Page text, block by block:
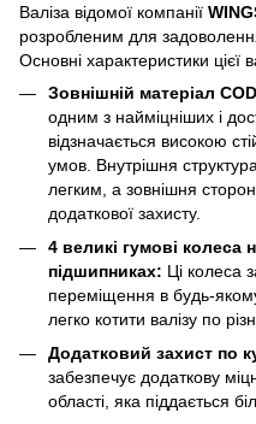
Валіза відомої компанії
розробленим для
Основні характеристики цієї
Зовнішній матеріал
одним з найміцніших і
відзначається високою
умов. Внутрішня
легким, а зовнішня
додаткової захисту.
4 великі гумові колеса
підшипниках: Ці колеса
переміщення в будь-
легко котити валізу по
Додатковий захист по
забезпечує додаткову
області, яка піддається